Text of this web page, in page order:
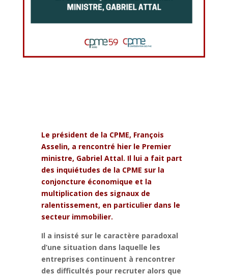
Le président de la CPME, François
Asselin, a rencontré hier le Premier
ministre, Gabriel Attal. Il lui a fait part
des inquiétudes de la CPME sur la
conjoncture économique et la
multiplication des signaux de
ralentissement, en particulier dans le
secteur immobilier.
Il a insisté sur le caractère paradoxal
d’une situation dans laquelle les
entreprises continuent à rencontrer
des difficultés pour recruter alors que